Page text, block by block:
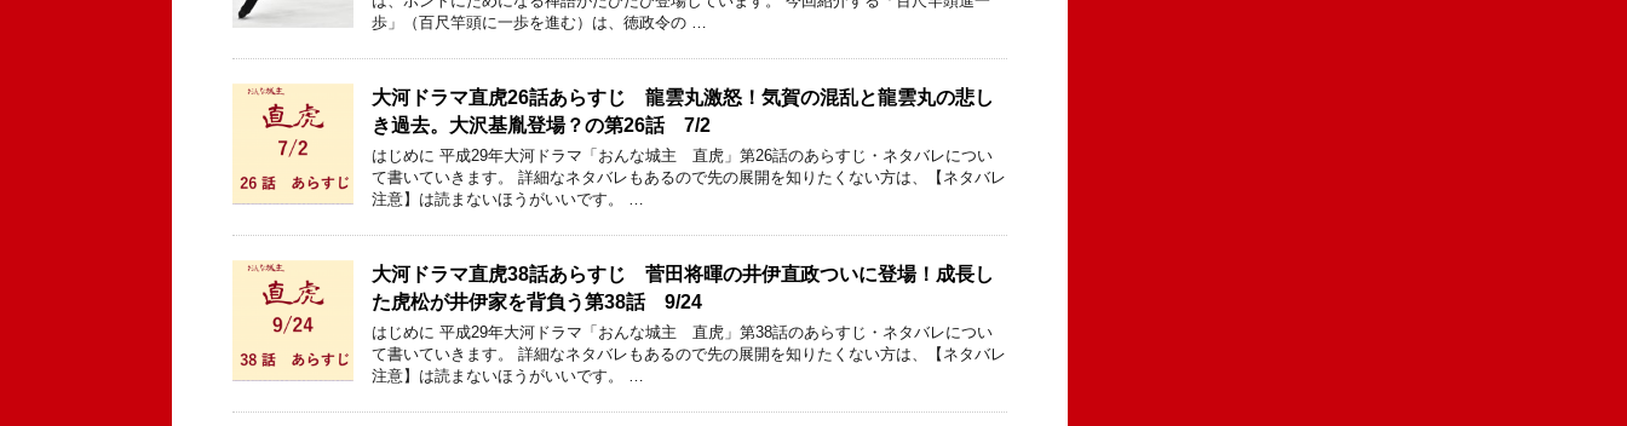
歩」（百尺竿頭に一歩を進む）は、徳政令の …
大河ドラマ直虎26話あらすじ 龍雲丸激怒！気賀の混乱と龍雲丸の悲し
き過去。大沢基胤登場？の第26話 7/2
はじめに 平成29年大河ドラマ「おんな城主 直虎」第26話のあらすじ・ネタバレについ
て書いていきます。 詳細なネタバレもあるので先の展開を知りたくない方は、【ネタバレ
注意】は読まないほうがいいです。 …
大河ドラマ直虎38話あらすじ 菅田将暉の井伊直政ついに登場！成長し
た虎松が井伊家を背負う第38話 9/24
はじめに 平成29年大河ドラマ「おんな城主 直虎」第38話のあらすじ・ネタバレについ
て書いていきます。 詳細なネタバレもあるので先の展開を知りたくない方は、【ネタバレ
注意】は読まないほうがいいです。 …